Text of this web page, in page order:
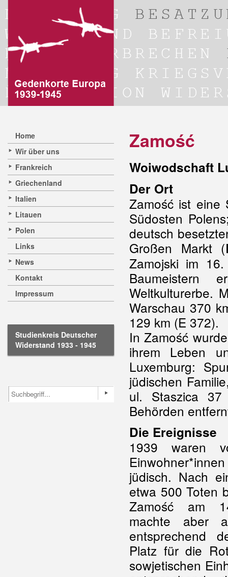
Home
Wir über uns
Frankreich
Griechenland
Italien
Litauen
Polen
Links
News
Kontakt
Impressum
Studienkreis Deutscher
Widerstand 1933 - 1945
Zamość
Woiwodschaft
Der Ort
Zamość ist eine
Südosten
deutsch
Großen Markt (
Zamojski im
Baumeistern
Weltkulturerbe.
Warschau 370
129 km (E 372).
In Zamość
ihrem Leben
Luxemburg:
jüdischen
ul. Staszica
Behörden
Die Ereignisse
1939 waren
jüdisch. Nach
etwa 500 Toten
Zamość am
machte aber
entsprechend
Platz für die
sowjetischen